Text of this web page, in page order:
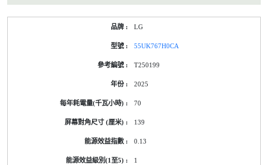
LG
55UK767H0CA
T250199
2025
70
139
0.13
1